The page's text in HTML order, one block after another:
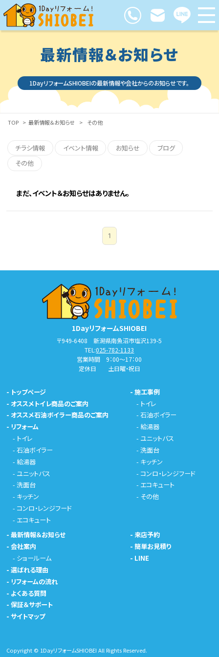
最新情報＆お知らせ
1DayリフォームSHIOBEIの最新情報や会社からのお知らせです。
TOP > 最新情報＆お知らせ > その他
チラシ情報 イベント情報 お知らせ
ブログ
その他
まだ、イベント＆お知らせはありません。
1
1DayリフォームSHIOBEI
〒949-6408 新潟県南魚沼市塩沢139-5
TEL:025-782-1133
営業時間 9：00～17：00
定休日 土日曜・祝日
- トップページ
- オススメトイレ商品のご案内
- オススメ石油ボイラー商品のご案内
- リフォーム
- トイレ
-石油ボイラー
- 給湯器
- ユニットバス
-洗面台
- キッチン
- コンロ・レンジフード
- エコキュート
-施工事例
- トイレ
-石油ボイラー
- 給湯器
- ユニットバス
-洗面台
- キッチン
- コンロ・レンジフード
- エコキュート
- その他
-最新情報＆お知らせ
-会社案内
- ショールーム
-選ばれる理由
- リフォームの流れ
- よくある質問
-保証＆サポート
-サイトマップ
-来店予約
-簡単お見積り
- LINE
Copyright © 1DayリフォームSHIOBEI All Rights Reserved.